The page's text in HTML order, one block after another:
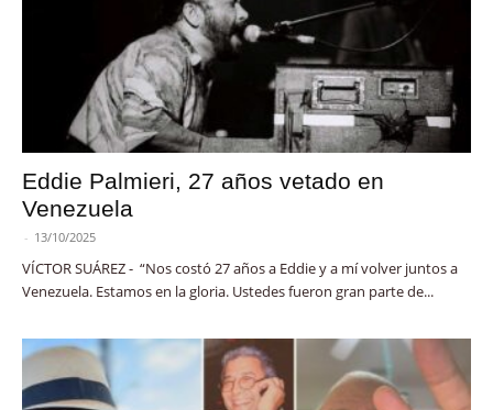
Eddie Palmieri, 27 años vetado en
Venezuela
- 13/10/2025
VÍCTOR SUÁREZ - “Nos costó 27 años a Eddie y a mí volver juntos a
Venezuela. Estamos en la gloria. Ustedes fueron gran parte de...